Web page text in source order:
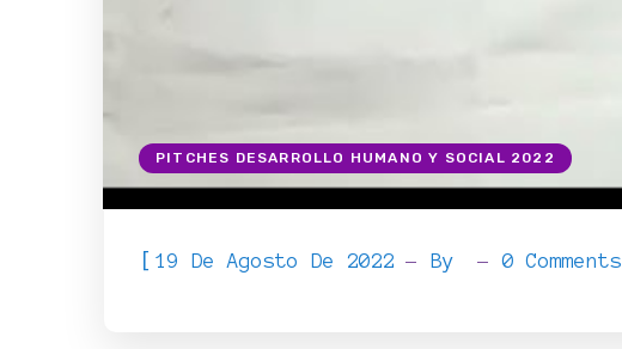
PITCHES DESARROLLO HUMANO Y SOCIAL 2022
[ 19 De Agosto De 2022 By 0 Comments